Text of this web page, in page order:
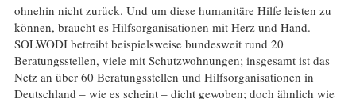
ohnehin nicht zurück. Und um diese humanitäre Hilfe leisten zu
können, braucht es Hilfsorganisationen mit Herz und Hand.
SOLWODI betreibt beispielsweise bundesweit rund 20
Beratungsstellen, viele mit Schutzwohnungen; insgesamt ist das
Netz an über 60 Beratungsstellen und Hilfsorganisationen in
Deutschland – wie es scheint – dicht gewoben; doch ähnlich wie